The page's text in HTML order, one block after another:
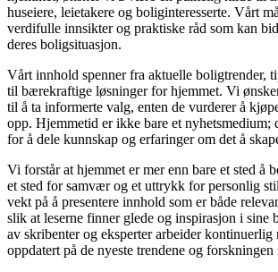
huseiere, leietakere og boliginteresserte. Vårt
verdifulle innsikter og praktiske råd som kan
deres boligsituasjon.
Vårt innhold spenner fra aktuelle boligtrender,
til bærekraftige løsninger for hjemmet. Vi
til å ta informerte valg, enten de vurderer å
opp. Hjemmetid er ikke bare et nyhetsmedium;
for å dele kunnskap og erfaringer om det å
Vi forstår at hjemmet er mer enn bare et sted å
et sted for samvær og et uttrykk for personlig
vekt på å presentere innhold som er både
slik at leserne finner glede og inspirasjon i sine
av skribenter og eksperter arbeider kontinuerlig
oppdatert på de nyeste trendene og